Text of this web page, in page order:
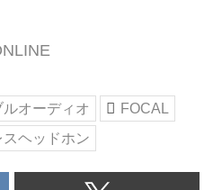
オーディオ
FOCAL
スヘッドホン